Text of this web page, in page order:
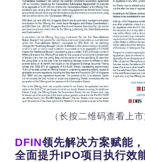
（长按二维码查看上市
DFIN领先解决方案赋能，
全面提升IPO项目执行效